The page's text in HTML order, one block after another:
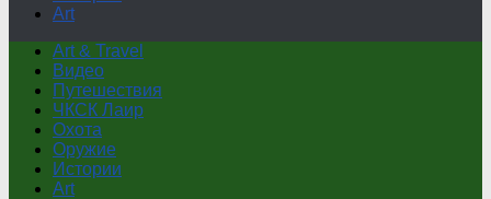
Art
Art & Travel
Видео
Путешествия
ЧКСК Лаир
Охота
Оружие
Истории
Art